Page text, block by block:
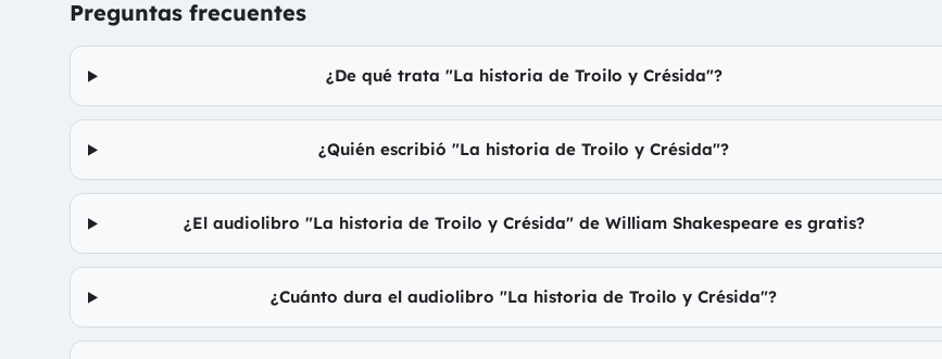
Preguntas frecuentes
¿De qué trata "La historia de Troilo y Crésida"?
¿Quién escribió "La historia de Troilo y Crésida"?
¿El audiolibro "La historia de Troilo y Crésida" de William Shakespeare es gratis?
¿Cuánto dura el audiolibro "La historia de Troilo y Crésida"?